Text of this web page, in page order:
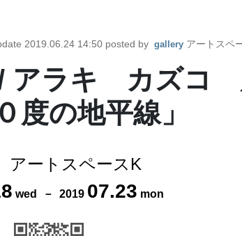
2019.06.24 14:50 posted by gallery アートスペ
ラキ カズコ
度の地平線」
アートスペースK
wed － 2019 07.23 mon